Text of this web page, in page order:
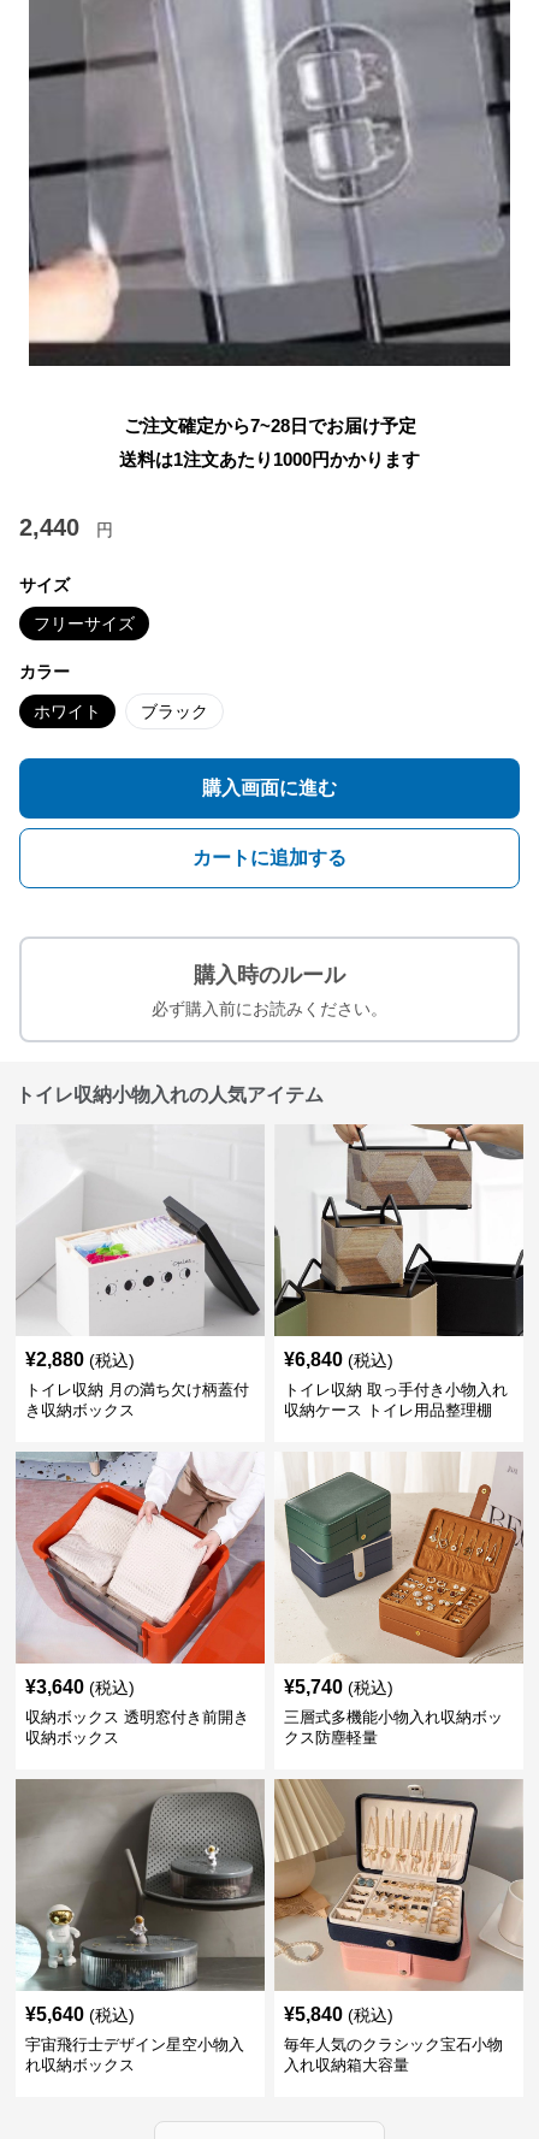
ご注文確定から7~28日でお届け予定
送料は1注文あたり 1000円かかります
2,440 円
サイズ
フリーサイズ
カラー
ホワイト ブラック
購入画面に進む
カートに追加する
購入時のルール
必ず購入前にお読みください。
トイレ収納小物入れの人気アイテム
¥2,880 (税込)
トイレ収納 月の満ち欠け柄蓋付
き収納ボックス
¥6,840 (税込)
トイレ収納 取っ手付き小物入れ
収納ケース トイレ用品整理棚
¥3,640 (税込)
収納ボックス 透明窓付き前開き
収納ボックス
¥5,740 (税込)
三層式多機能小物入れ収納ボッ
クス防塵軽量
¥5,640 (税込)
宇宙飛行士デザイン星空小物入
れ収納ボックス
¥5,840 (税込)
毎年人気のクラシック宝石小物
入れ収納箱大容量